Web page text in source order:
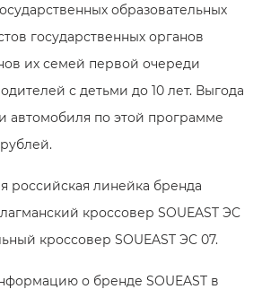
образовательных
государственных органов
их семей первой очереди
с детьми до 10 лет. Выгода
автомобиля по этой программе
российская линейка бренда
кроссовер SOUEAST ЭC
кроссовер SOUEAST ЭC 07.
о бренде SOUEAST в